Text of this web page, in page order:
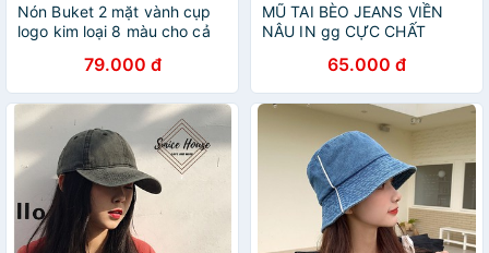
Nón Buket 2 mặt vành cụp
logo kim loại 8 màu cho cả
79.000 đ
MŨ TAI BÈO JEANS VIỀN
NÂU IN gg CỰC CHẤT
65.000 đ